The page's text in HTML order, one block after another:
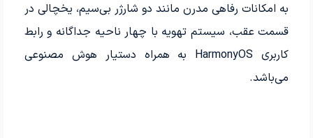
به امکانات رفاهی مدرن مانند دو شارژر بی‌سیم، یخچالی در
قسمت عقب، سیستم تهویه با چهار ناحیه جداگانه و رابط
کاربری HarmonyOS به همراه دستیار هوش مصنوعی
می‌باشد.